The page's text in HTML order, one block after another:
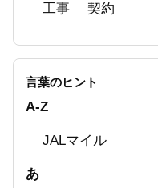
工事 契約
言葉のヒント
A-Z
JALマイル
あ